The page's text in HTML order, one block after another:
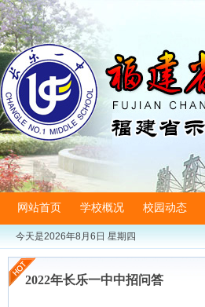
网站首页 学校概况 校园动态
今天是2026年8月6日 星期四
2022年长乐一中中招问答